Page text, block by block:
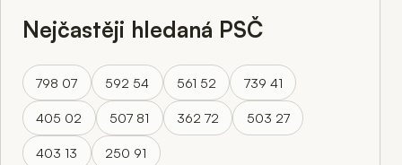
Nejčastěji hledaná PSČ
798 07 592 54 561 52 739 41
405 02 507 81 362 72 503 27
403 13 250 91